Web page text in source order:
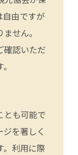
自由ですが
せん。
確認いただ
とも可能で
を著しく
。利用に際